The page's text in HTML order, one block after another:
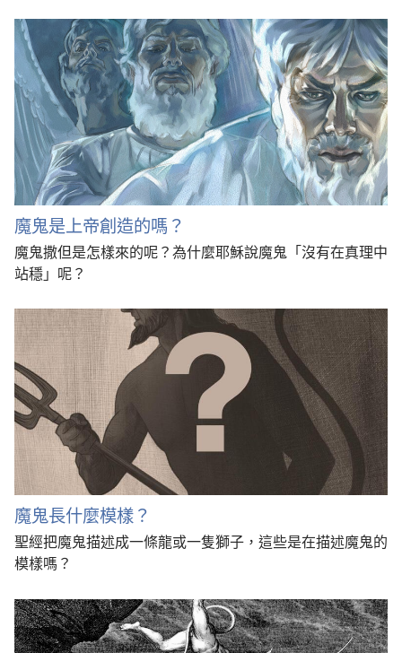
魔鬼是上帝創造的嗎？
魔鬼撒但是怎樣來的呢？為什麼耶穌說魔鬼「沒有在真理中
站穩」呢？
魔鬼長什麼模樣？
聖經把魔鬼描述成一條龍或一隻獅子，這些是在描述魔鬼的
模樣嗎？